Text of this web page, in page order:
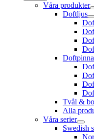
Våra produkter
Doftljus
Tvål &
Alla
Våra serier
Swedish